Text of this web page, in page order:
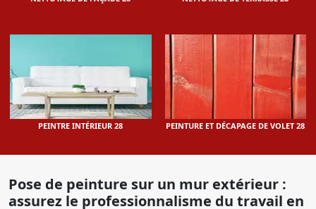
PEINTRE INTÉRIEUR 28 PEINTURE ET DÉCAPAGE DE VOLET 28
Pose de peinture sur un mur extérieur :
assurez le professionnalisme du travail en